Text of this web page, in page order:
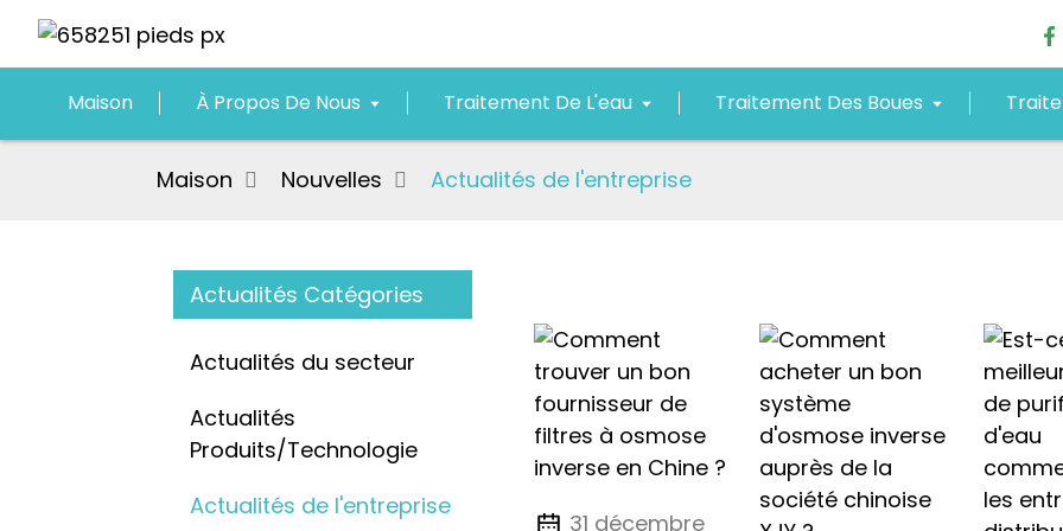
Maison À Propos De Nous Traitement De L'eau Traitement Des Boues
Maison Nouvelles Actualités de l'entreprise
Actualités Catégories
Actualités du secteur
Actualités
Produits/Technologie
Actualités de l'entreprise
31 décembre